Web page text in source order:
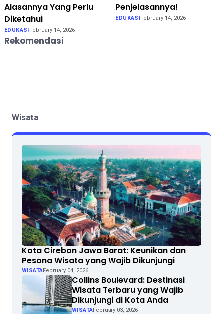
Alasannya Yang Perlu
Diketahui
EDUKASI February 14, 2026
Penjelasannya!
EDUKASI February 14, 2026
Rekomendasi
Wisata
Kota Cirebon Jawa Barat: Keunikan dan
Pesona Wisata yang Wajib Dikunjungi
WISATAFebruary 04, 2026
Collins Boulevard: Destinasi
Wisata Terbaru yang Wajib
Dikunjungi di Kota Anda
WISATAFebruary 03, 2026